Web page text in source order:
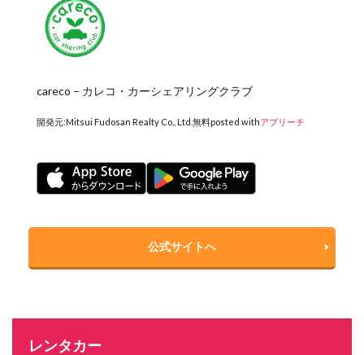
careco – カレコ・カーシェアリングクラブ
開発元:Mitsui Fudosan Realty Co., Ltd. 無料posted withアプリーチ
公式サイトへ
レンタカー